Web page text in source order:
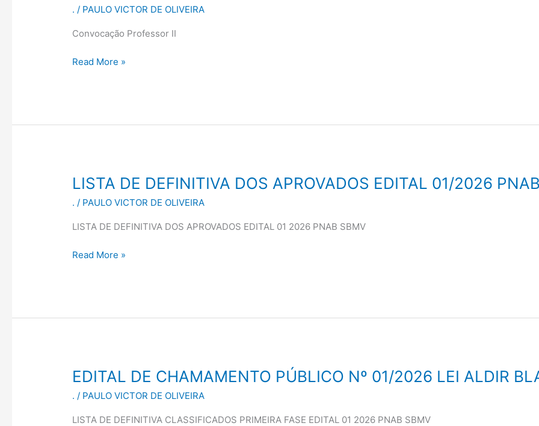
. / PAULO VICTOR DE OLIVEIRA
Convocação Professor II
Read More »
LISTA DE DEFINITIVA DOS APROVADOS EDITAL 01/2026
. / PAULO VICTOR DE OLIVEIRA
LISTA DE DEFINITIVA DOS APROVADOS EDITAL 01 2026 PNAB SBMV
LISTA
DEFINITIVA
DOS
EDITAL
Read More »
EDITAL DE CHAMAMENTO PÚBLICO Nº 01/2026 LEI ALDIR
. / PAULO VICTOR DE OLIVEIRA
LISTA DE DEFINITIVA CLASSIFICADOS PRIMEIRA FASE EDITAL 01 2026 PNAB SBMV
EDITAL
CHAMAMENTO
PÚBLICO